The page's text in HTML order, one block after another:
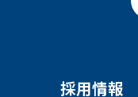
採用情報